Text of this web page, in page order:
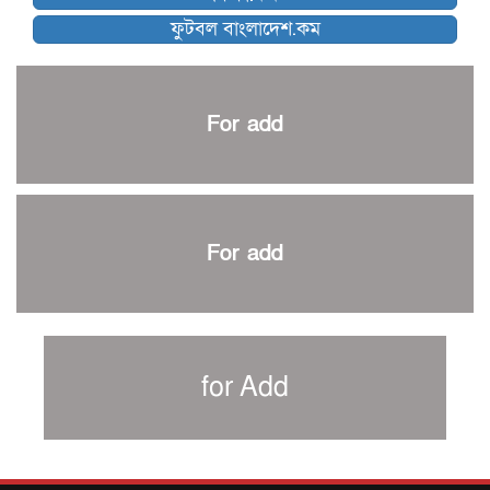
নেইমারকে নিয়েই বিশ্বকাপে ব্রাজিলের প্রাথমিক স্কোয়াড
আর্জেন্টিনার ৫৫ সদস্যের প্রাথমিক দল ঘোষণা
পাকিস্তানের বিপক্ষে ঐতিহাসিক জয়ে ক্রীড়া প্রতিমন্ত্রীর অভিনন্দন
শান্ত-মুমিনুলদের ব্যাটে প্রথম দিন বাংলাদেশের
প্রচার বিমুখ এক ক্রীড়া অন্তপ্রাণ সংগঠক
সাফের হ্যাটট্রিক মিশনে থাইল্যান্ডের পথে আফঈদারা
বায়ার্নকে বিদায় করে ফাইনালে পিএসজি
আগামী বছর থেকে শিক্ষাক্ষেত্রে খেলাধুলা বাধ্যতামূলক করা হবে:
ফুটবল বাংলাদেশ.কম
For add
For add
for Add